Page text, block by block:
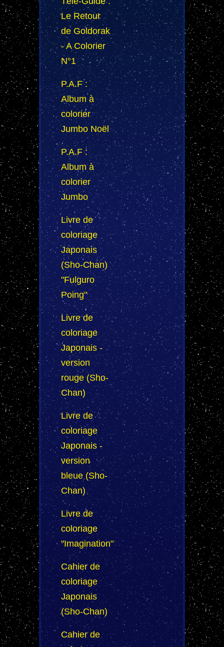
Le Retour
de Goldorak
- A Colorier
N°1
P.A.F :
Album à
colorier
Jumbo Noël
P.A.F :
Album à
colorier
Jumbo
Livre de
coloriage
Japonais
(Sho-Chan)
"Fulguro
Poing"
Livre de
coloriage
Japonais -
version
rouge (Sho-
Chan)
Livre de
coloriage
Japonais -
version
bleue (Sho-
Chan)
Livre de
coloriage
"Imagination"
Cahier de
coloriage
Japonais
(Sho-Chan)
Cahier de